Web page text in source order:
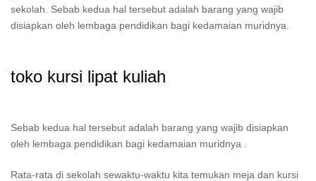
sekolah. Sebab kedua hal tersebut adalah barang yang wajib
disiapkan oleh lembaga pendidikan bagi kedamaian muridnya.
toko kursi lipat kuliah
Sebab kedua hal tersebut adalah barang yang wajib disiapkan
oleh lembaga pendidikan bagi kedamaian muridnya .
Rata-rata di sekolah sewaktu-waktu kita temukan meja dan kursi